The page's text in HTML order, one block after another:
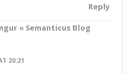
Reply
« Semanticus Blog
20:21